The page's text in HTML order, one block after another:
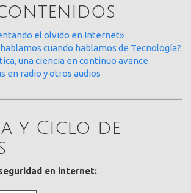
el olvido en Internet»
cuando hablamos de Tecnología?
una ciencia en continuo avance
en radio y otros audios
y Ciclo de
en internet: